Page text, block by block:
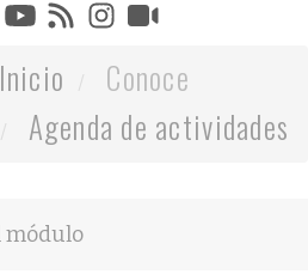
Inicio
Conoce
Agenda de actividades